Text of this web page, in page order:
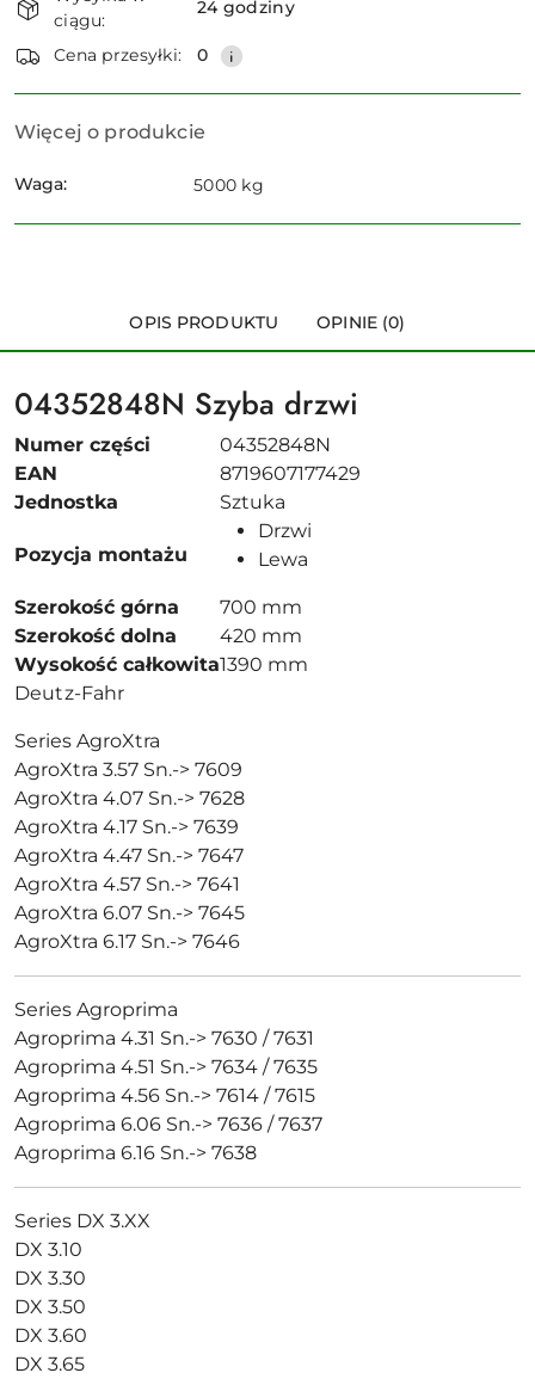
dostawa
ciągu:
24 godziny
Cena przesyłki: 0
Więcej o produkcie
Waga: 5000 kg
OPIS PRODUKTU OPINIE (0)
04352848N Szyba drzwi
Numer części
04352848N
EAN
8719607177429
Jednostka
Sztuka
Pozycja montażu
Drzwi
Lewa
Szerokość górna
700 mm
Szerokość dolna
420 mm
Wysokość całkowita1390 mm
Deutz-Fahr
Series AgroXtra
AgroXtra 3.57 Sn.-> 7609
AgroXtra 4.07 Sn.-> 7628
AgroXtra 4.17 Sn.-> 7639
AgroXtra 4.47 Sn.-> 7647
AgroXtra 4.57 Sn.-> 7641
AgroXtra 6.07 Sn.-> 7645
AgroXtra 6.17 Sn.-> 7646
Series Agroprima
Agroprima 4.31 Sn.-> 7630 / 7631
Agroprima 4.51 Sn.-> 7634 / 7635
Agroprima 4.56 Sn.-> 7614 / 7615
Agroprima 6.06 Sn.-> 7636 / 7637
Agroprima 6.16 Sn.-> 7638
Series DX 3.XX
DX 3.10
DX 3.30
DX 3.50
DX 3.60
DX 3.65